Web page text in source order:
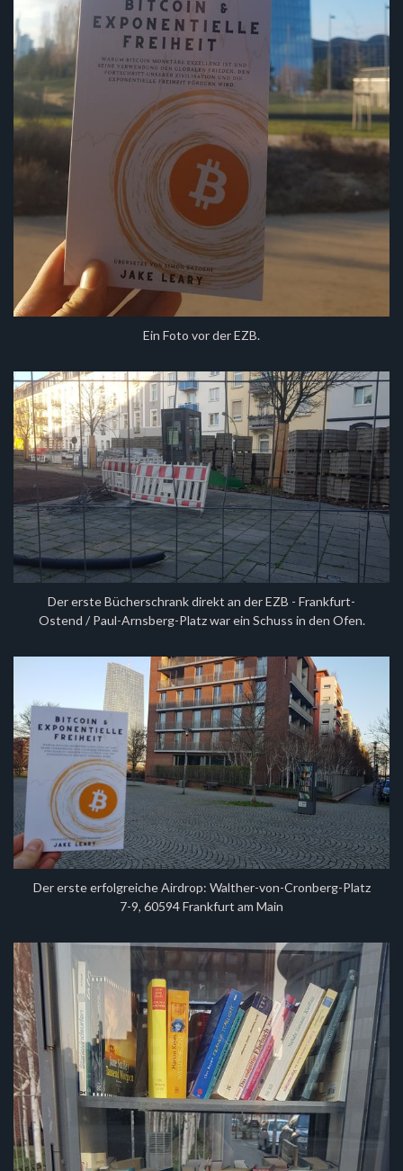
Ein Foto vor der EZB.
Der erste Bücherschrank direkt an der EZB - Frankfurt-
Ostend / Paul-Arnsberg-Platz war ein Schuss in den Ofen.
Der erste erfolgreiche Airdrop: Walther-von-Cronberg-Platz
7-9, 60594 Frankfurt am Main